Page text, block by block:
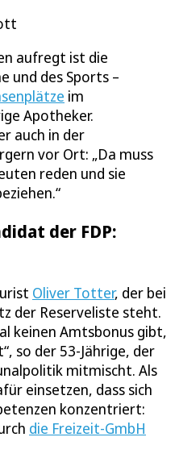
aufregt ist die
und des Sports –
im
Apotheker.
auch in der
vor Ort: „Da muss
reden und sie
der FDP:
Oliver Totter, der bei
der Reserveliste steht.
keinen Amtsbonus gibt,
so der 53-Jährige, der
mitmischt. Als
einsetzen, dass sich
konzentriert:
die Freizeit-GmbH